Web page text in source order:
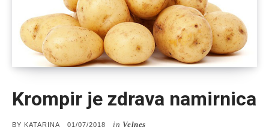
Krompir je zdrava namirnica
BY KATARINA
POSTED
01/07/2018 in Velnes